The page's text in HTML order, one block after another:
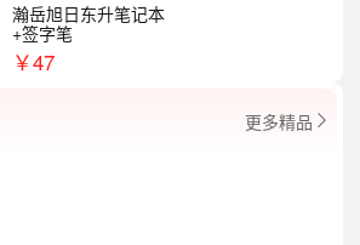
瀚岳旭日东升笔记本
+签字笔
￥47
更多精品 